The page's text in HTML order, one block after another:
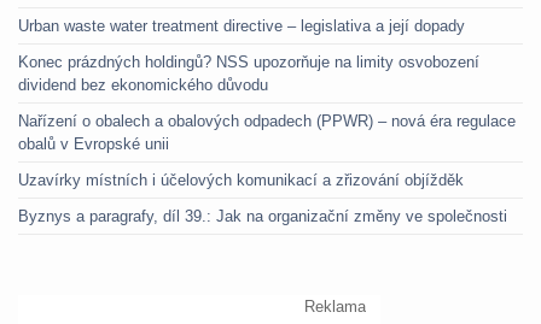
Urban waste water treatment directive – legislativa a její dopady
Konec prázdných holdingů? NSS upozorňuje na limity osvobození
dividend bez ekonomického důvodu
Nařízení o obalech a obalových odpadech (PPWR) – nová éra regulace
obalů v Evropské unii
Uzavírky místních i účelových komunikací a zřizování objížděk
Byznys a paragrafy, díl 39.: Jak na organizační změny ve společnosti